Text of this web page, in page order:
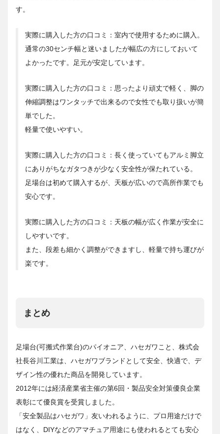
す。
実際に購入した方の口コミ：室内で使用するために購入。
通常の30センチ幅と迷いましたが幅広の方にしておいて
よかったです。足元が安定しています。
実際に購入した方の口コミ：思ったより頑丈で軽く、脚の
伸縮調整はワンタッチで出来るので女性でも取り扱いが簡
単でした。
軽量で使いやすい。
実際に購入した方の口コミ：長く使っていてもアルミ脚立
にありがちなガタつきが少なく安全性が保たれている。
足場台は初めて購入するが、天板が広いので高所作業でも
安心です。
実際に購入した方の口コミ：天板の幅が広く作業が安全に
しやすいです。
また、段差も細かく調整ができますし、軽量で持ち運びが
楽です。
まとめ
足場台(可搬式作業台)のパイオニア、ハセガワこと、株式会
社長谷川工業は、ハセガワブランドとして安全、快適で、デ
ザイン性の優れた商品を開発しています。
2012年には経済産業省主催の第6回・製品安全対策優良企業
表彰にて優良賞を受賞しました。
「安全製品はハセガワ」友いわれるように、プロ用途だけで
はなく、DIYなどのアマチュア用途にも使われるとても安心